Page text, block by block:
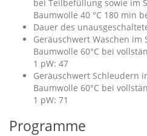
bei Teilbefüllung sowie im
Baumwolle 40 °C 180 min
Dauer des
Geräuschwert Waschen
Baumwolle 60°C bei
1 pW: 47
Geräuschwert Schleudern
Baumwolle 60°C bei
1 pW: 71
Programme